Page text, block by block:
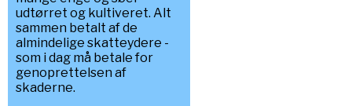
udtørret og kultiveret. Alt
sammen betalt af de
almindelige skatteydere -
som i dag må betale for
genoprettelsen af
skaderne.